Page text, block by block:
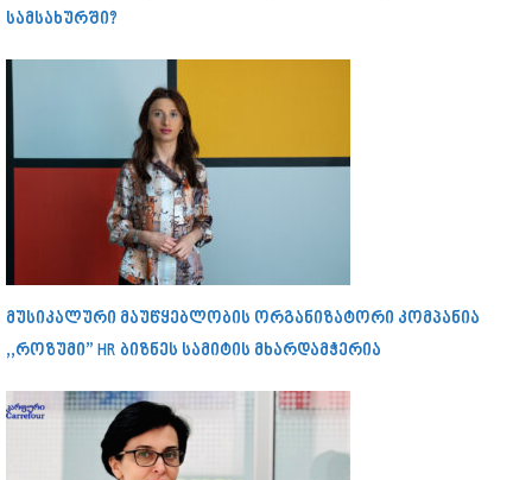
სამსახურში?
მუსიკალური მაუწყებლობის ორგანიზატორი კომპანია
,,როზუმი” HR ბიზნეს სამიტის მხარდამჭერია